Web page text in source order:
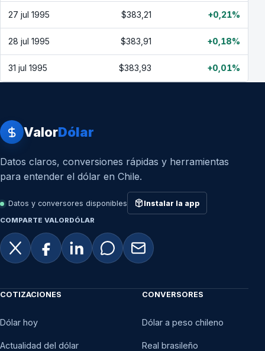
27 jul 1995 $383,21 +0,21%
28 jul 1995 $383,91 +0,18%
31 jul 1995 $383,93 +0,01%
ValorDólar
Datos claros, conversiones rápidas y herramientas
para entender el dólar en Chile.
Datos y conversores disponibles Instalar la app
COMPARTE VALORDÓLAR
COTIZACIONES
Dólar hoy
Actualidad del dólar
CONVERSORES
Dólar a peso chileno
Real brasileño